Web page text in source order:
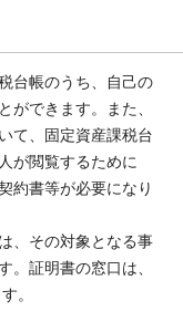
台帳のうち、自己の
ができます。また、
て、固定資産課税台
が閲覧するために
約書等が必要になり
、その対象となる事
。証明書の窓口は、
。